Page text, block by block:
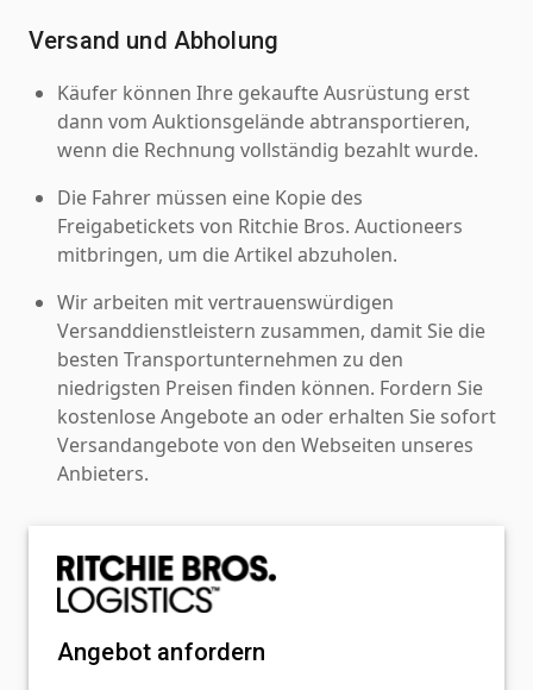
Versand und Abholung
Käufer können Ihre gekaufte Ausrüstung erst
dann vom Auktionsgelände abtransportieren,
wenn die Rechnung vollständig bezahlt wurde.
Die Fahrer müssen eine Kopie des
Freigabetickets von Ritchie Bros. Auctioneers
mitbringen, um die Artikel abzuholen.
Wir arbeiten mit vertrauenswürdigen
Versanddienstleistern zusammen, damit Sie die
besten Transportunternehmen zu den
niedrigsten Preisen finden können. Fordern Sie
kostenlose Angebote an oder erhalten Sie sofort
Versandangebote von den Webseiten unseres
Anbieters.
Angebot anfordern